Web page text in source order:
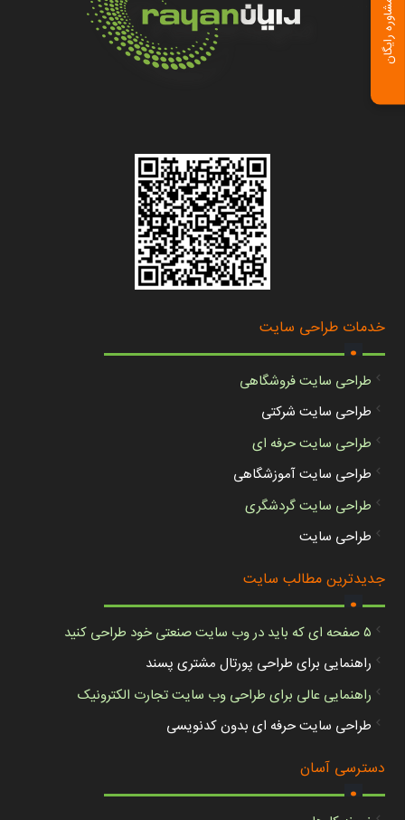
مشاوره رایگان
خدمات طراحی سایت
.
طراحی سایت فروشگاهی
طراحی سایت شرکتی
طراحی سایت حرفه ای
طراحی سایت آموزشگاهی
طراحی سایت گردشگری
طراحی سایت
جدیدترین مطالب سایت
.
۵ صفحه ای که باید در وب سایت صنعتی خود طراحی کنید
راهنمایی برای طراحی پورتال مشتری پسند
راهنمایی عالی برای طراحی وب سایت تجارت الکترونیک
طراحی سایت حرفه ای بدون کدنویسی
دسترسی آسان
.